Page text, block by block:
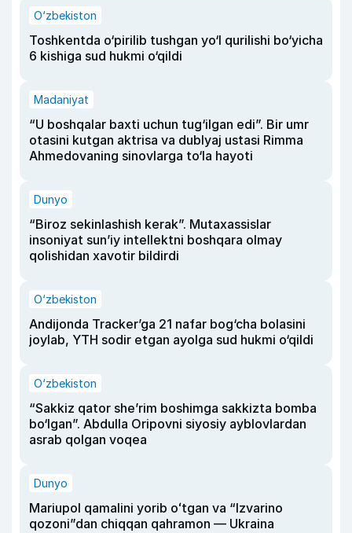
O‘zbekiston
Toshkentda o‘pirilib tushgan yo‘l qurilishi bo‘yicha
6 kishiga sud hukmi o‘qildi
Madaniyat
“U boshqalar baxti uchun tug‘ilgan edi”. Bir umr
otasini kutgan aktrisa va dublyaj ustasi Rimma
Ahmedovaning sinovlarga to‘la hayoti
Dunyo
“Biroz sekinlashish kerak”. Mutaxassislar
insoniyat sun’iy intellektni boshqara olmay
qolishidan xavotir bildirdi
O‘zbekiston
Andijonda Tracker’ga 21 nafar bog‘cha bolasini
joylab, YTH sodir etgan ayolga sud hukmi o‘qildi
O‘zbekiston
“Sakkiz qator she’rim boshimga sakkizta bomba
bo‘lgan”. Abdulla Oripovni siyosiy ayblovlardan
asrab qolgan voqea
Dunyo
Mariupol qamalini yorib oʻtgan va “Izvarino
qozoni”dan chiqqan qahramon — Ukraina